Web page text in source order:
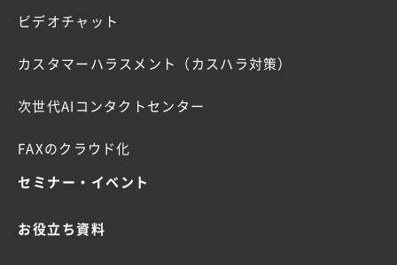
ビデオチャット
カスタマーハラスメント（カスハラ対策）
次世代AIコンタクトセンター
FAXのクラウド化
セミナー・イベント
お役立ち資料